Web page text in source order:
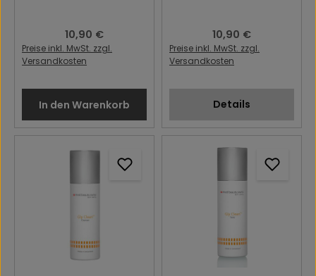
Regulärer Preis:
10,90 €
Preise inkl. MwSt. zzgl.
Versandkosten
In den Warenkorb
Regulärer Preis:
10,90 €
Preise inkl. MwSt. zzgl.
Versandkosten
Details